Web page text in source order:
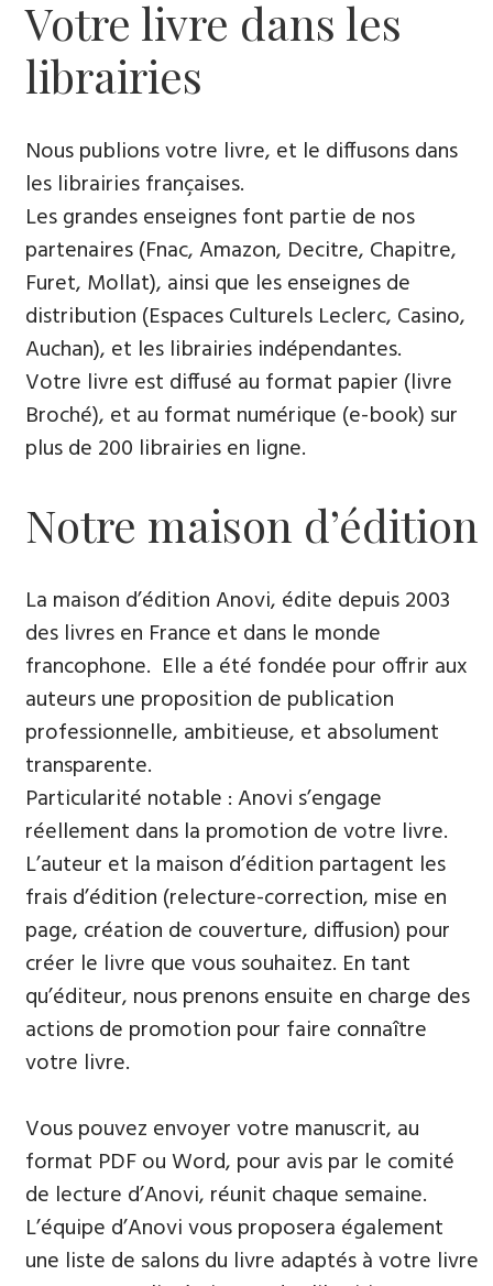
Votre livre dans les
librairies
Nous publions votre livre, et le diffusons dans
les librairies françaises​.
Les grandes enseignes font partie de nos
partenaires (Fnac, Amazon, Decitre, Chapitre,
Furet, Mollat), ainsi que les enseignes de
distribution (Espaces Culturels Leclerc, Casino,
Auchan), et les librairies indépendantes.
Votre livre est diffusé au format papier (livre
Broché), et au format numérique (e-book) sur
plus de 200 librairies en ligne.
Notre maison d’édition
La maison d’édition Anovi, édite depuis 2003
des livres en France et dans le monde
francophone. Elle a été fondée pour offrir aux
auteurs une proposition de publication
professionnelle, ambitieuse, et absolument
transparente.
Particularité notable : Anovi s’engage
réellement dans la promotion de votre livre.
L’auteur et la maison d’édition partagent les
frais d’édition (relecture-correction, mise en
page, création de couverture, diffusion) pour
créer le livre que vous souhaitez. En tant
qu’éditeur, nous prenons ensuite en charge des
actions de promotion pour faire connaître
votre livre.
Vous pouvez envoyer votre manuscrit, au
format PDF ou Word, pour avis par le comité
de lecture d’Anovi, réunit chaque semaine.
L’équipe d’Anovi vous proposera également
une liste de salons du livre adaptés à votre livre